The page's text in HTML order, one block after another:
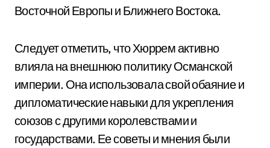
Восточной Европы и Ближнего Востока.
Следует отметить, что Хюррем активно
влияла на внешнюю политику Османской
империи. Она использовала свой обаяние и
дипломатические навыки для укрепления
союзов с другими королевствами и
государствами. Ее советы и мнения были